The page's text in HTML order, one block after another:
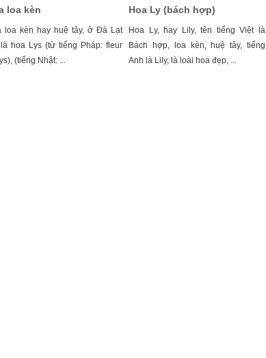
loa kèn
loa kèn hay huệ tây, ở Đà Lạt
hoa Lys (từ tiếng Pháp: fleur
(tiếng Nhật: ...
Hoa Ly (bách hợp)
Hoa Ly, hay Lily, tên tiếng Việt là
Bách hợp, loa kèn, huệ tây, tiếng
Anh là Lily, là loài hoa đẹp, ...